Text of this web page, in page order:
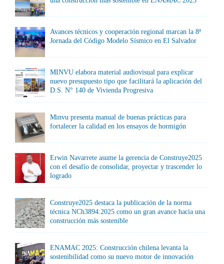
Avances técnicos y cooperación regional marcan la 8ª
Jornada del Código Modelo Sísmico en El Salvador
MINVU elabora material audiovisual para explicar
nuevo presupuesto tipo que facilitará la aplicación del
D.S. N° 140 de Vivienda Progresiva
Minvu presenta manual de buenas prácticas para
fortalecer la calidad en los ensayos de hormigón
Erwin Navarrete asume la gerencia de Construye2025
con el desafío de consolidar, proyectar y trascender lo
logrado
Construye2025 destaca la publicación de la norma
técnica NCh3894:2025 como un gran avance hacia una
construcción más sostenible
ENAMAC 2025: Construcción chilena levanta la
sostenibilidad como su nuevo motor de innovación